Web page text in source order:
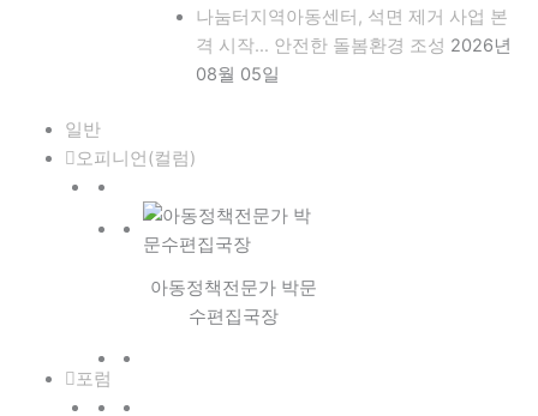
나눔터지역아동센터, 석면 제거 사업 본
격 시작… 안전한 돌봄환경 조성 2026년
08월 05일
일반
오피니언(컬럼)
아동정책전문가 박문
수편집국장
포럼